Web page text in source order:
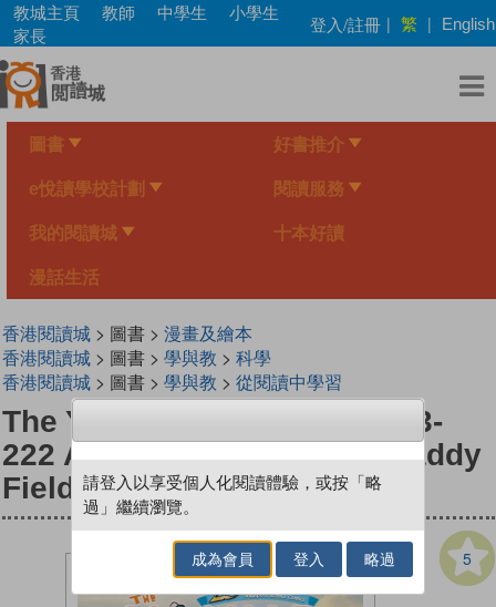
Skip
main
content
教城主頁 教師 中學生
小學生
家長
登入/註冊 | 繁 | English
圖書 好書推介
e悅讀學校計劃 閱讀服務
我的閱讀城 十本好讀
漫話生活
香港閱讀城> 圖書 > 漫畫及繪本
香港閱讀城> 圖書 > 學與教 > 科學
香港閱讀城> 圖書 > 學與教 > 從閱讀中學習
The Young Scientists Level 3-
222 A Monster Fish In the Paddy
Field
5
請登入以享受個人化閱讀體驗，或按「略
過」繼續瀏覽。
成為會員 登入 略過